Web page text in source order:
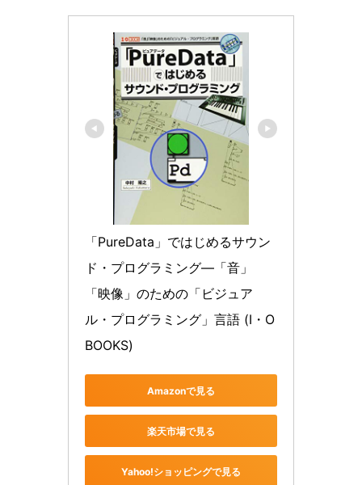
「PureData」ではじめるサウン
ド・プログラミング―「音」
「映像」のための「ビジュア
ル・プログラミング」言語 (I・O
BOOKS)
Amazonで見る
楽天市場で見る
Yahoo!ショッピングで見る